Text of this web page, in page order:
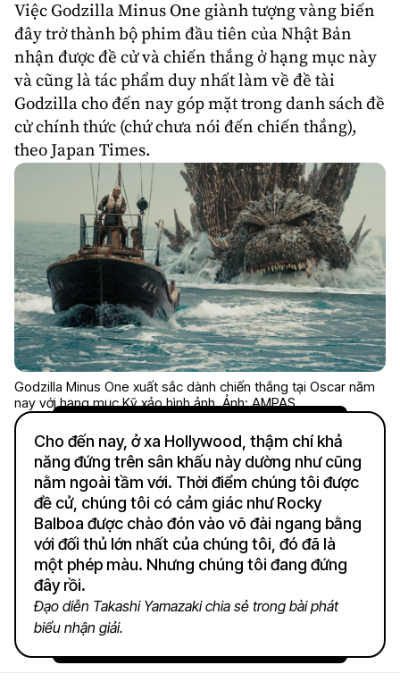
Việc Godzilla Minus One giành tượng vàng biến
đây trở thành bộ phim đầu tiên của Nhật Bản
nhận được đề cử và chiến thắng ở hạng mục này
và cũng là tác phẩm duy nhất làm về đề tài
Godzillacho đến nay góp mặt trong danh sách đề
cử chính thức (chứ chưa nói đến chiến thắng),
theo Japan Times.
Godzilla Minus One xuất sắc dành chiến thắng tại Oscar năm
nay với hạng mục Kỹ xảo hình ảnh. Ảnh: AMPAS
Cho đến nay, ở xa Hollywood, thậm chí khả
năng đứng trên sân khấu này dường như cũng
nằm ngoài tầm với. Thời điểm chúng tôi được
đề cử, chúng tôi có cảm giác như Rocky
Balboa được chào đón vào võ đài ngang bằng
với đối thủ lớn nhất của chúng tôi, đó đã là
một phép màu. Nhưng chúng tôi đang đứng
đây rồi.
Đạo diễn Takashi Yamazaki chia sẻ trong bài phát
biểu nhận giải.